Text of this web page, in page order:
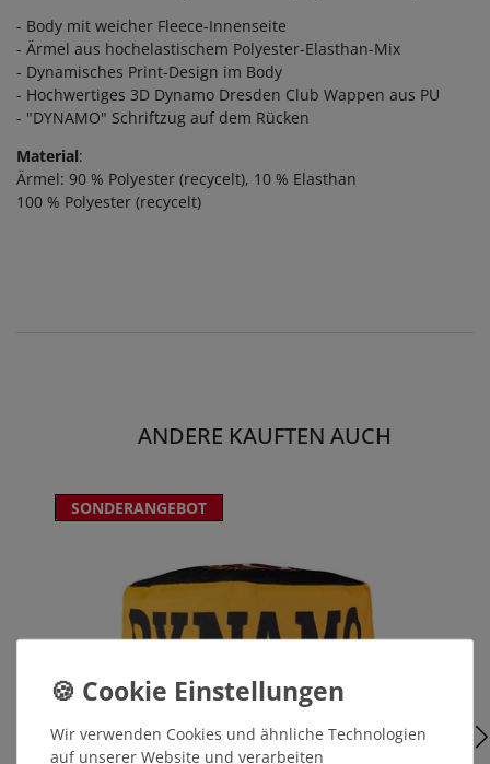
- Body mit weicher Fleece-Innenseite
- Ärmel aus hochelastischem Polyester-Elasthan-Mix
- Dynamisches Print-Design im Body
- Hochwertiges 3D Dynamo Dresden Club Wappen aus PU
- "DYNAMO" Schriftzug auf dem Rücken
Material:
Ärmel: 90 % Polyester (recycelt), 10 % Elasthan
100 % Polyester (recycelt)
ANDERE KAUFTEN AUCH
SONDERANGEBOT
Wir verwenden Cookies und ähnliche Technologien
auf unserer Website und verarbeiten